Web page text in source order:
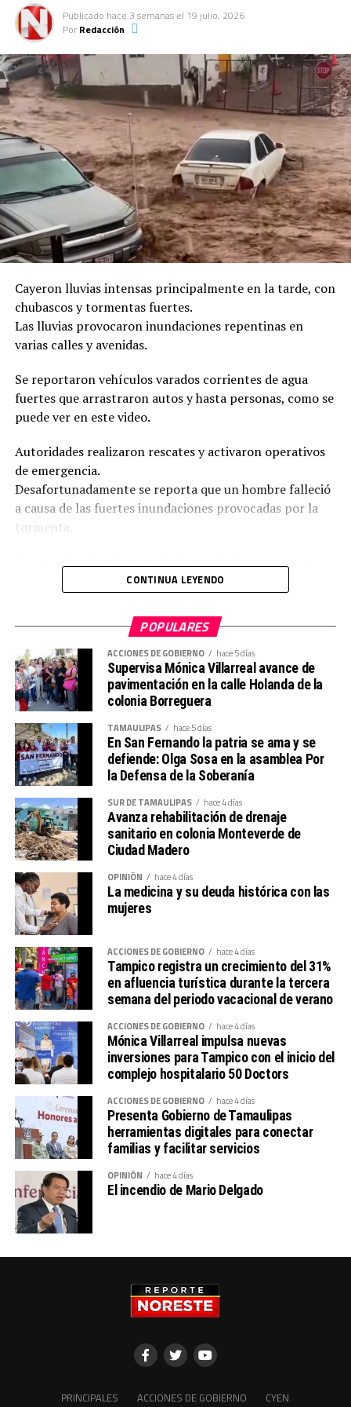
Publicado hace 3 semanas el 19 julio, 2026
Por Redacción
Cayeron lluvias intensas principalmente en la tarde, con
chubascos y tormentas fuertes.
Las lluvias provocaron inundaciones repentinas en
varias calles y avenidas.
Se reportaron vehículos varados corrientes de agua
fuertes que arrastraron autos y hasta personas, como se
puede ver en este video.
Autoridades realizaron rescates y activaron operativos
de emergencia.
Desafortunadamente se reporta que un hombre falleció
a causa de las fuertes inundaciones provocadas por la
tormenta.
De acuerdo a la información de medios locales una mujer
quien fue arrastrada por la corriente, pudo ser
También se reportan múltiples vehículos atrapados y
personas auxiliadas.
CONTINUA LEYENDO
POPULARES
ACCIONES DE GOBIERNO hace 5 días
Supervisa Mónica Villarreal avance de
pavimentación en la calle Holanda de la
colonia Borreguera
TAMAULIPAS hace 5 días
En San Fernando la patria se ama y se
defiende: Olga Sosa en la asamblea Por
la Defensa de la Soberanía
SUR DE TAMAULIPAS hace 4 días
Avanza rehabilitación de drenaje
sanitario en colonia Monteverde de
Ciudad Madero
OPINIÓN hace 4 días
La medicina y su deuda histórica con las
mujeres
ACCIONES DE GOBIERNO hace 4 días
Tampico registra un crecimiento del 31%
en afluencia turística durante la tercera
semana del periodo vacacional de verano
ACCIONES DE GOBIERNO hace 4 días
Mónica Villarreal impulsa nuevas
inversiones para Tampico con el inicio del
complejo hospitalario 50 Doctors
ACCIONES DE GOBIERNO hace 4 días
Presenta Gobierno de Tamaulipas
herramientas digitales para conectar
familias y facilitar servicios
OPINIÓN hace 4 días
El incendio de Mario Delgado
PRINCIPALES ACCIONES DE GOBIERNO CYEN